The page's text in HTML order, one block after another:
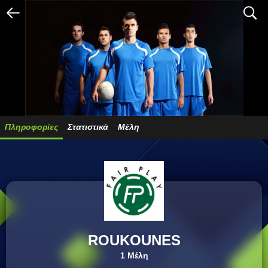
arrow_left search
Πληροφορίες Στατιστικά Μέλη
ROUKOUNES
1 Μέλη